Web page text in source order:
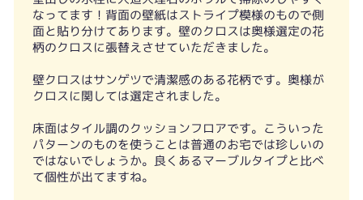
なってます！背面の壁紙はストライプ模様のもので側
面と貼り分けてあります。壁のクロスは奥様選定の花
柄のクロスに張替えさせていただきました。
壁クロスはサンゲツで清潔感のある花柄です。奥様が
クロスに関しては選定されました。
床面はタイル調のクッションフロアです。こういった
パターンのものを使うことは普通のお宅では珍しいの
ではないでしょうか。良くあるマーブルタイプと比べ
て個性が出てますね。